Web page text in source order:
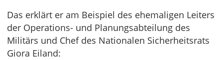
Das erklärt er am Beispiel des ehemaligen Leiters
der Operations- und Planungsabteilung des
Militärs und Chef des Nationalen Sicherheitsrats
Giora Eiland: